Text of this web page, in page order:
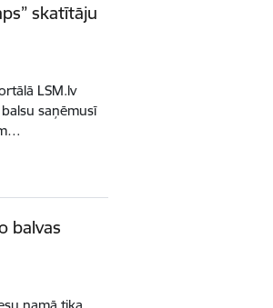
skatītāju
LSM.lv
saņēmusī
balvas